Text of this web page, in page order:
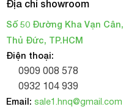
Địa chỉ showroom
Số 50 Đường Kha Vạn
Thủ Đức, TP.HCM
Điện thoại:
0909 008 578
0932 104 939
Email: sale1.hnq@gmail.com